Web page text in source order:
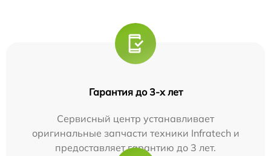
Гарантия до 3-х лет
Сервисный центр устанавливает
оригинальные запчасти техники Infratech и
предоставляет гарантию до 3 лет.